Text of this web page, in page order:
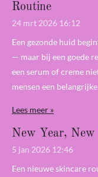
Routine
24 mrt 2026 16:12
Een gezonde huid
— maar bij een goede
een serum of creme
mensen een
Lees meer »
New Year, New
5 jan 2026 12:46
Een nieuwe skincare